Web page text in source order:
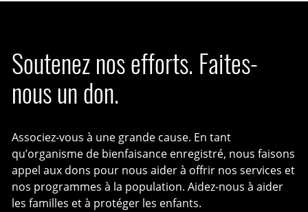
Soutenez nos efforts. Faites-
nous un don.
Associez-vous à une grande cause. En tant
qu’organisme de bienfaisance enregistré, nous faisons
appel aux dons pour nous aider à offrir nos services et
nos programmes à la population. Aidez-nous à aider
les familles et à protéger les enfants.